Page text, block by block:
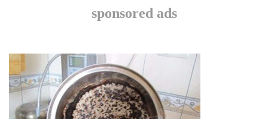
sponsored ads